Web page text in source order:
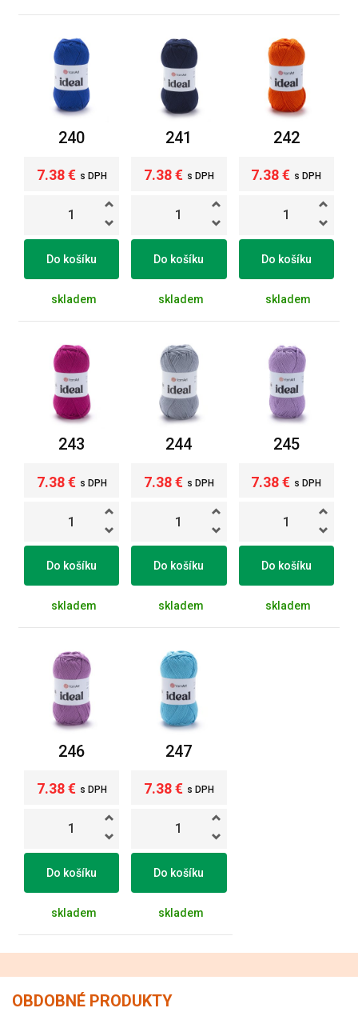
240
7.38 € s DPH
Do košíku
skladem
241
7.38 € s DPH
Do košíku
skladem
242
7.38 € s DPH
Do košíku
skladem
243
7.38 € s DPH
Do košíku
skladem
244
7.38 € s DPH
Do košíku
skladem
245
7.38 € s DPH
Do košíku
skladem
246
7.38 € s DPH
Do košíku
skladem
247
7.38 € s DPH
Do košíku
skladem
OBDOBNÉ PRODUKTY